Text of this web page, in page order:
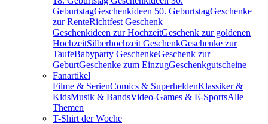
GeburtstagGeschenkideen 50. GeburtstagGeschenke
zur RenteRichtfest Geschenk
Geschenkideen zur HochzeitGeschenk zur goldenen
HochzeitSilberhochzeit GeschenkGeschenke zur
TaufeBabyparty GeschenkeGeschenk zur
GeburtGeschenke zum EinzugGeschenkgutscheine
Fanartikel
Filme & SerienComics & SuperheldenKlassiker &
KidsMusik & BandsVideo-Games & E-SportsAlle
Themen
T-Shirt der Woche